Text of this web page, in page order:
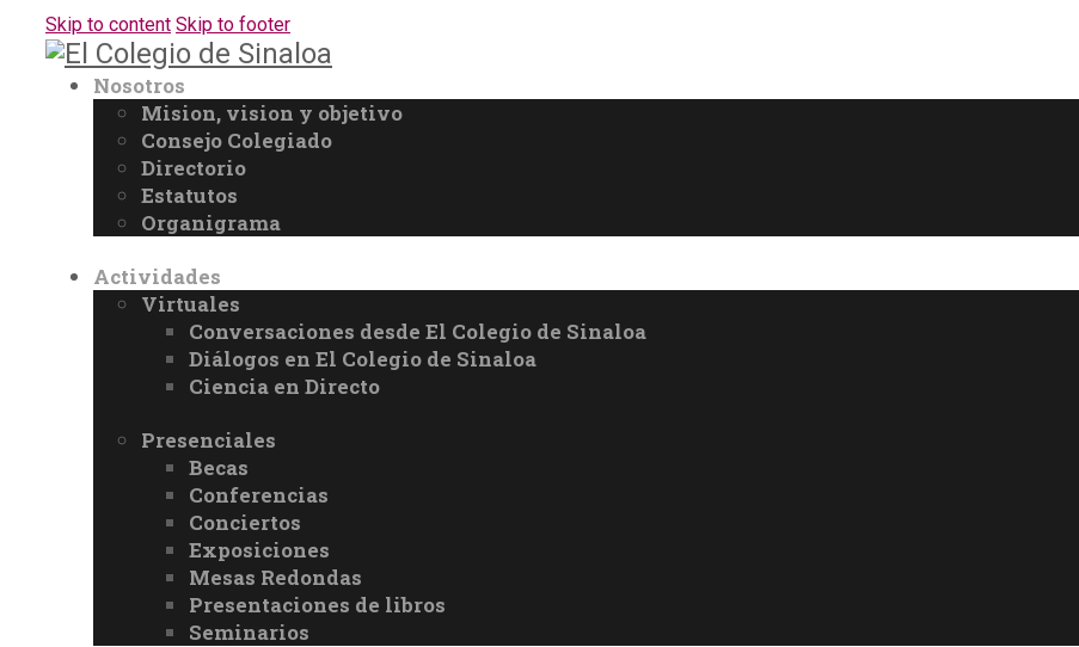
Skip to content Skip to footer
Nosotros
Mision, vision y objetivo
Consejo Colegiado
Directorio
Estatutos
Organigrama
Actividades
Virtuales
Conversaciones desde El Colegio de Sinaloa
Diálogos en El Colegio de Sinaloa
Ciencia en Directo
Presenciales
Becas
Conferencias
Conciertos
Exposiciones
Mesas Redondas
Presentaciones de libros
Seminarios